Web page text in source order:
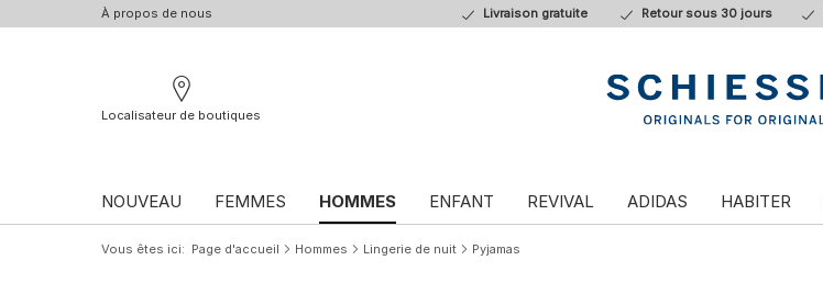
À propos de nous Livraison gratuite Retour sous 30 jours
Localisateur de boutiques
NOUVEAU FEMMES HOMMES ENFANT REVIVAL ADIDAS HABITER
Vous êtes ici Page d'accueil Hommes Lingerie de nuit Pyjamas